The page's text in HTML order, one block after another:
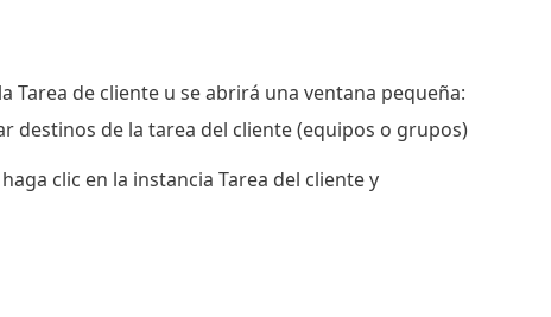
Tarea de cliente u se abrirá una ventana pequeña:
destinos de la tarea del cliente (equipos o grupos)
clic en la instancia Tarea del cliente y